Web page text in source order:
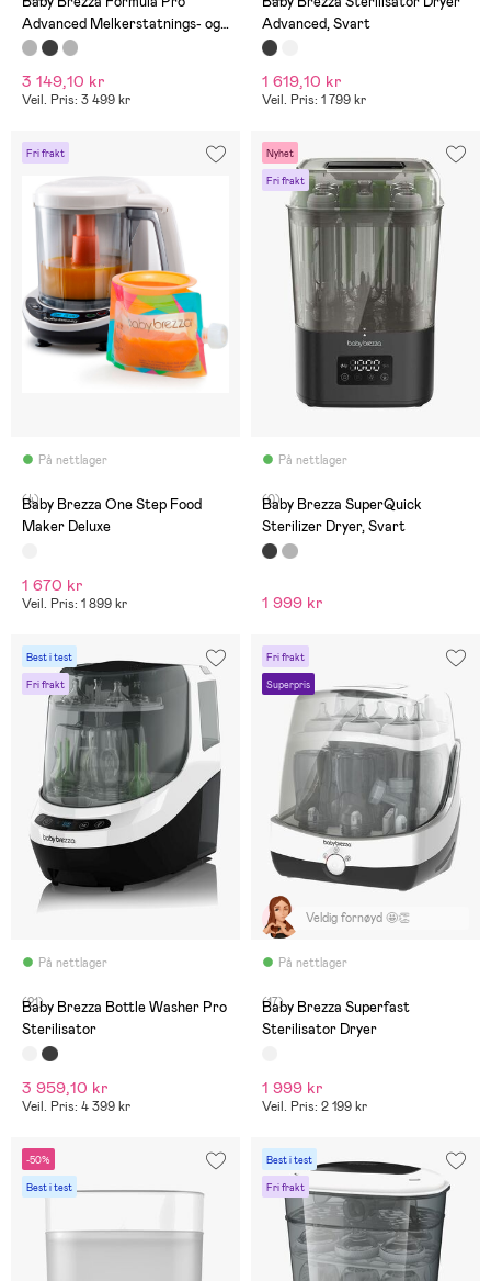
Advanced Melkerstatnings- og
Vellingmaskin, White
3 149,10 kr
Veil. Pris: 3 499 kr
Advanced, Svart
1 619,10 kr
Veil. Pris: 1 799 kr
Fri frakt
På nettlager
(4)
Baby Brezza One Step Food
Maker Deluxe
1 670 kr
Veil. Pris: 1 899 kr
Nyhet
Fri frakt
På nettlager
(0)
Baby Brezza SuperQuick
Sterilizer Dryer, Svart
1 999 kr
Best i test
Fri frakt
På nettlager
(21)
Baby Brezza Bottle Washer Pro
Sterilisator
3 959,10 kr
Veil. Pris: 4 399 kr
Fri frakt
Superpris
På nettlager
Veldig fornøyd 🤩👏
(17)
Baby Brezza Superfast
Sterilisator Dryer
1 999 kr
Veil. Pris: 2 199 kr
-50%
Best i test
Best i test
Fri frakt